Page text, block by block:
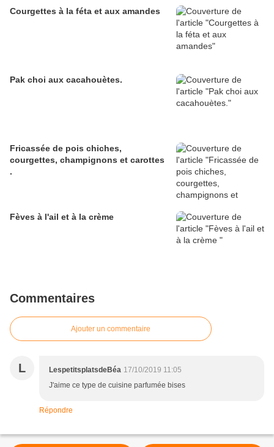
Courgettes à la féta et aux amandes
Pak choi aux cacahouètes.
Fricassée de pois chiches,
courgettes, champignons et carottes
.
Fèves à l'ail et à la crème
Commentaires
Ajouter un commentaire
L LespetitsplatsdeBéa 17/10/2019 11:05
J'aime ce type de cuisine parfumée bises
Répondre